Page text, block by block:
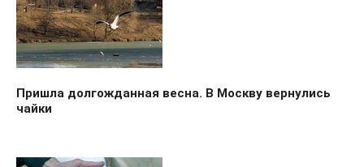
Пришла долгожданная весна. В Москву вернулись
чайки